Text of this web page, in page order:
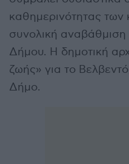
καθημερινότητας των
συνολική
Δήμου. Η δημοτική
ζωής» για το
Δήμο.